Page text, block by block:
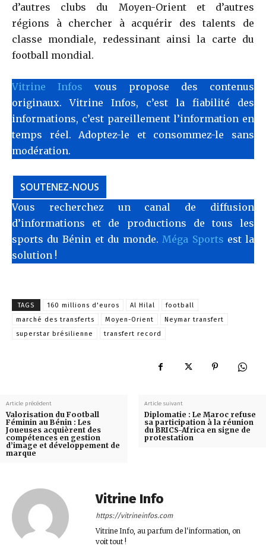
d’autres clubs du Moyen-Orient et d’autres
régions à chercher à acquérir des talents de
classe mondiale, redessinant ainsi la carte du
football mondial.
Vitrine Infos vous propose des contenus
originaux. Vitrine Infos, c’est la fiabilité des
informations, c’est pareillement l’information en
temps réel. Adoptez-le et consommez-le sans
modération.
SOUTENEZ-NOUS
Vous recherchez un canal de diffusion
d’informations et de productions de tous les
sports du Bénin et du monde. Méga Sports est la
solution !
TAGS 160 millions d'euros Al Hilal
football
marché des transferts
Moyen-Orient
Neymar transfert
superstar brésilienne
transfert record
Article précédent
Valorisation du Football
Féminin au Bénin : Les
Joueuses acquièrent des
compétences en gestion
d’image et développement de
marque
Article suivant
Diplomatie : Le Maroc refuse
sa participation à la réunion
du BRICS-Africa en signe de
protestation
Vitrine Info
https://vitrineinfos.com
Vitrine Info, au parfum de l'information, on
voit tout !